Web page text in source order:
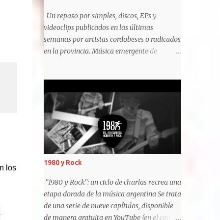
los
_0_Oho8csJXR.html ¿Qué pasó con los
Wachiturros 2021? Para todos aquellos que
pensaron que Los Wachiturros habían
quedado en el olvido, sepan que están
Emanuel...
Un repaso por simples, discos, EPs y
videoclips publicados en las últimas
semanas por artistas cordobeses o radicados
en la provincia. Música emergente de
https://www.lavoz.com.ar/vos/musica/musi
ca-emergente-de-cordoba-relevamiento-
mensual-de-lanzamientos-abril-2021/ E l
cierre de abril trae consigo una nueva
oportunidad para repasar buena parte de lo
publicado en materia de novedades
musicales del universo emergente provincial.
Con lanzamientos para todos los gustos,
varios estilos y diferentes generaciones de
artistas se cruzan en una lista que da cuenta
de la diversidad y el volumen de producción
1980 y Rock
"1980 y Rock": un ciclo de charlas recrea una
etapa dorada de la música argentina Se trata
de una serie de nueve capítulos, disponible
de manera gratuita en YouTube (en el canal